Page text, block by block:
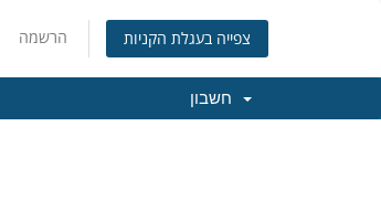
הרשמה צפייה בעגלת הקניות